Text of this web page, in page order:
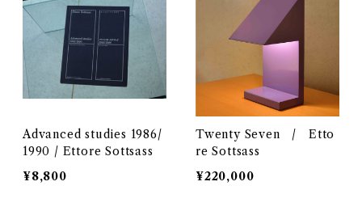
Advanced studies 1986/
1990 / Ettore Sottsass
¥8,800
Twenty Seven / Etto
re Sottsass
¥220,000